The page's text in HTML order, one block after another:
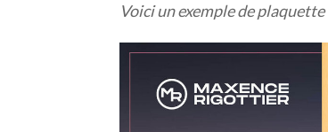
Voici un exemple de